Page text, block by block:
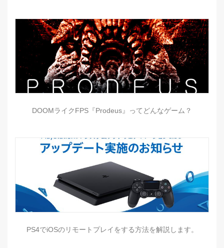
DOOMライクFPS『Prodeus』ってどんなゲーム？
PS4でiOSのリモートプレイをする方法を解説します。